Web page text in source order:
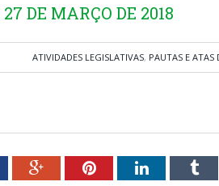
DE MARÇO DE 2018
ATIVIDADES LEGISLATIVAS, PAUTAS E ATAS
Google+PinterestLinkedIn